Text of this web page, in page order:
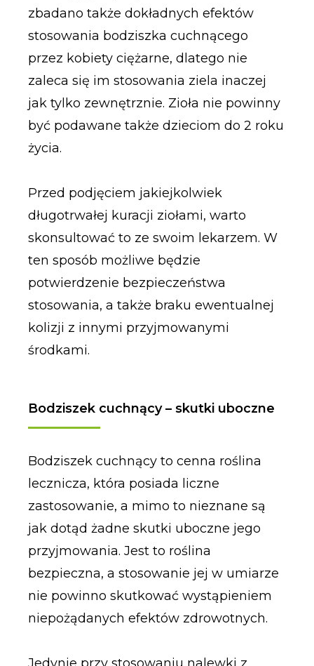
zbadano także dokładnych efektów
stosowania bodziszka cuchnącego
przez kobiety ciężarne, dlatego nie
zaleca się im stosowania ziela inaczej
jak tylko zewnętrznie. Zioła nie powinny
być podawane także dzieciom do 2 roku
życia.
Przed podjęciem jakiejkolwiek
długotrwałej kuracji ziołami, warto
skonsultować to ze swoim lekarzem. W
ten sposób możliwe będzie
potwierdzenie bezpieczeństwa
stosowania, a także braku ewentualnej
kolizji z innymi przyjmowanymi
środkami.
Bodziszek cuchnący – skutki uboczne
Bodziszek cuchnący to cenna roślina
lecznicza, która posiada liczne
zastosowanie, a mimo to nieznane są
jak dotąd żadne skutki uboczne jego
przyjmowania. Jest to roślina
bezpieczna, a stosowanie jej w umiarze
nie powinno skutkować wystąpieniem
niepożądanych efektów zdrowotnych.